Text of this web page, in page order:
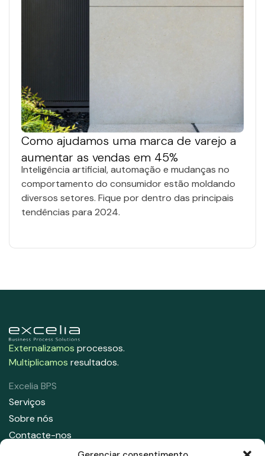
Como ajudamos uma marca de varejo a
aumentar as vendas em 45%
Inteligência artificial, automação e mudanças no
comportamento do consumidor estão moldando
diversos setores. Fique por dentro das principais
tendências para 2024.
Externalizamos processos.
Multiplicamos resultados.
Excelia BPS
Serviços
Sobre nós
Contacte-nos